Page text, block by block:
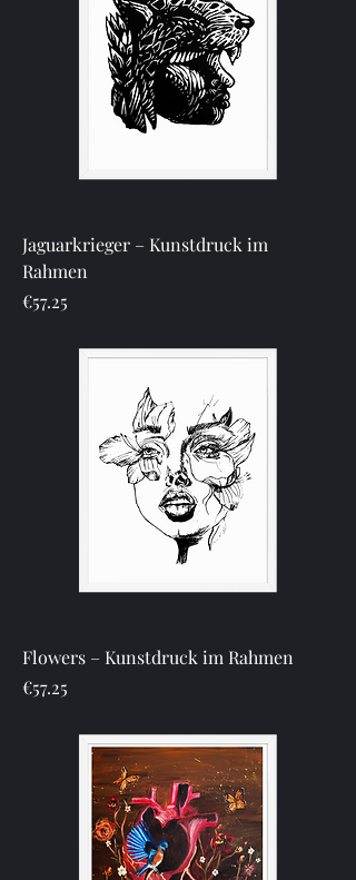
Jaguarkrieger – Kunstdruck im
Rahmen
Price
€57.25
Flowers – Kunstdruck im Rahmen
Price
€57.25